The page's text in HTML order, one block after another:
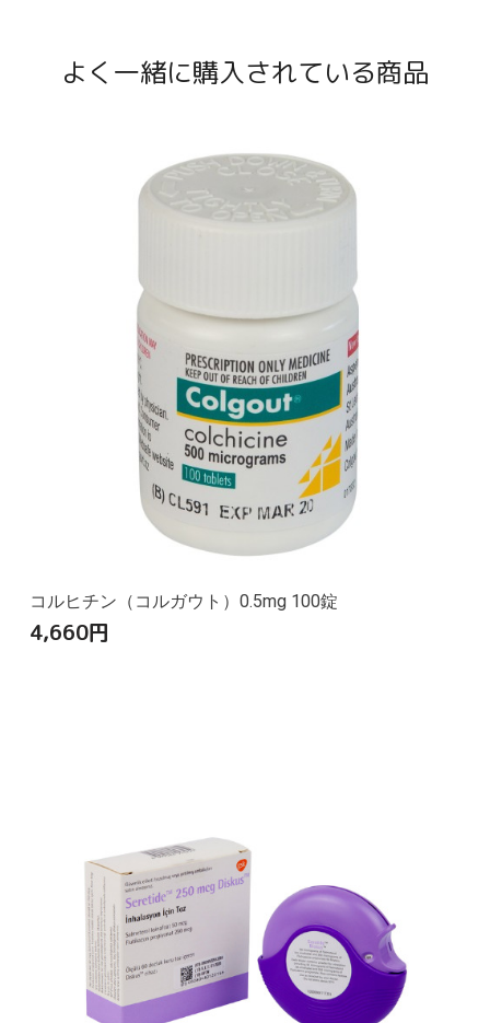
よく一緒に購入されている商品
コルヒチン（コルガウト）0.5mg 100錠
4,660円